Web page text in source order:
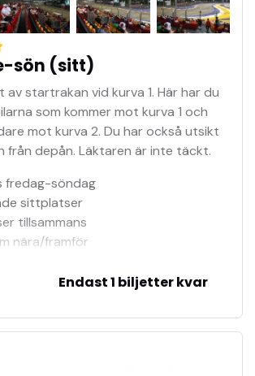
sön (sitt)
av startrakan vid kurva 1. Här har du
som kommer mot kurva 1 och
mot kurva 2. Du har också utsikt
från depån. Läktaren är inte täckt.
fredag-söndag
sittplatser
tillsammans
nära/framför
till jour 24h
mejlas till dig på ett säkert sätt
Endast 1 biljetter kvar